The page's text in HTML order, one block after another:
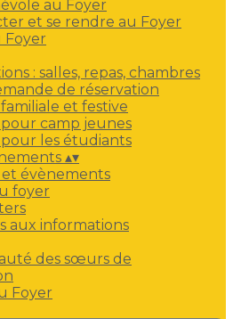
au Foyer
et se rendre au Foyer
Foyer
: salles, repas, chambres
de réservation
et festive
camp jeunes
les étudiants
▴▾
et évènements
foyer
aux informations
des sœurs de
Foyer